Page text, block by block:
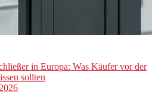
in Europa: Was Käufer vor der
sollten